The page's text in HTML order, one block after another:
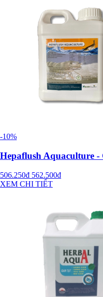
-10%
Hepaflush Aquaculture
506.250đ 562.500đ
XEM CHI TIẾT